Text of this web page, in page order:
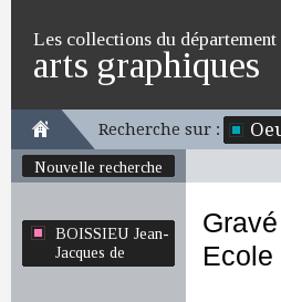
Les collections du département
arts graphiques
Recherche sur :
Nouvelle recherche
BOISSIEU Jean-
Jacques de
Ecole